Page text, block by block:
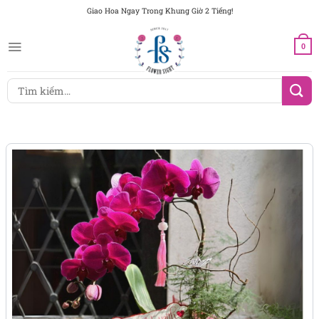
dung
Giao Hoa Ngay Trong Khung Giờ 2 Tiếng!
0
Tìm
kiếm: